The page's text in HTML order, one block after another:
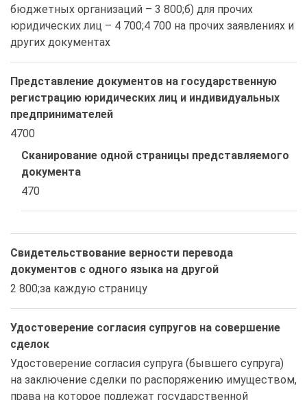
бюджетных организаций – 3 800;б) для прочих
юридических лиц – 4 700;4 700 на прочих заявлениях и
других документах
Представление документов на государственную
регистрацию юридических лиц и индивидуальных
предпринимателей
4700
Сканирование одной страницы представляемого
документа
470
Свидетельствование верности перевода
документов с одного языка на другой
2 800;за каждую страницу
Удостоверение согласия супругов на совершение
сделок
Удостоверение согласия супруга (бывшего супруга)
на заключение сделки по распоряжению имуществом,
права на которое подлежат государственной